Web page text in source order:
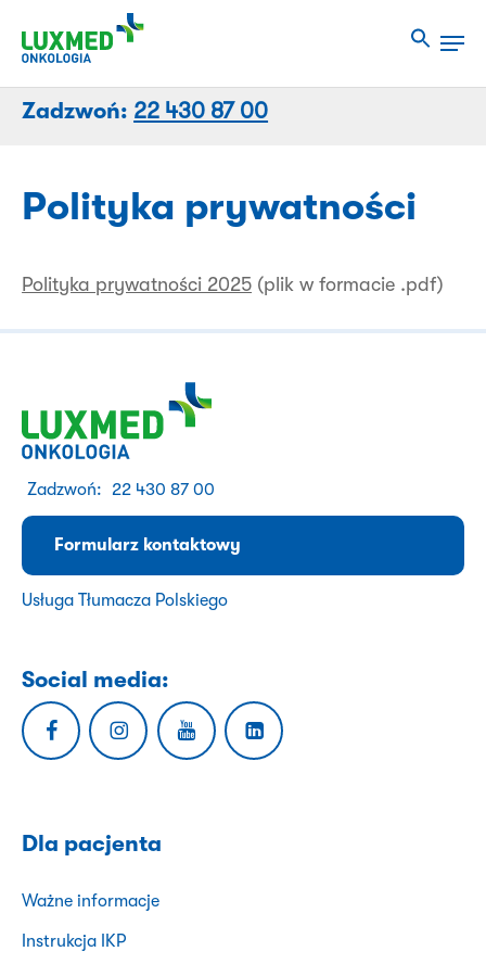
strony
Menu
Zadzwoń: 22 430 87 00
Polityka prywatności
Polityka prywatności 2025 (plik w formacie .pdf)
Zadzwoń: 22 430 87 00
Formularz kontaktowy
Usługa Tłumacza Polskiego
Social media:
Dla pacjenta
Ważne informacje
Instrukcja IKP